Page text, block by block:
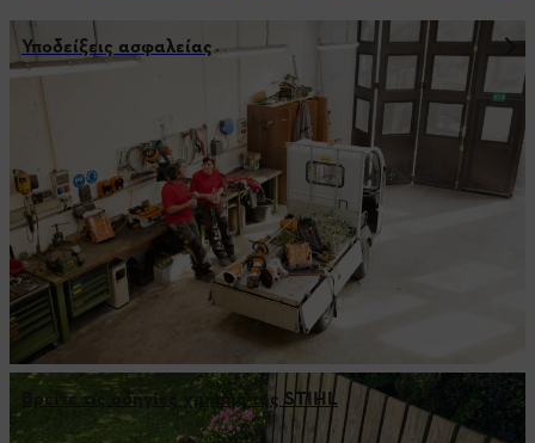
Υποδείξεις ασφαλείας
Βρείτε τις οδηγίες χρήσης της STIHL